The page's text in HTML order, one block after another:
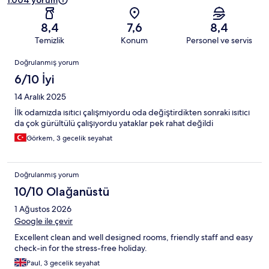
8,4
Temizlik
7,6
Konum
8,4
Personel ve servis
Yorumlar
Doğrulanmış yorum
6/10 İyi
14 Aralık 2025
İlk odamızda ısıtıcı çalışmıyordu oda değiştirdikten sonraki ısıtıcı
da çok gürültülü çalışıyordu yataklar pek rahat değildi
Görkem, 3 gecelik seyahat
Doğrulanmış yorum
10/10 Olağanüstü
1 Ağustos 2026
Google ile çevir
Excellent clean and well designed rooms, friendly staff and easy
check-in for the stress-free holiday.
Paul, 3 gecelik seyahat